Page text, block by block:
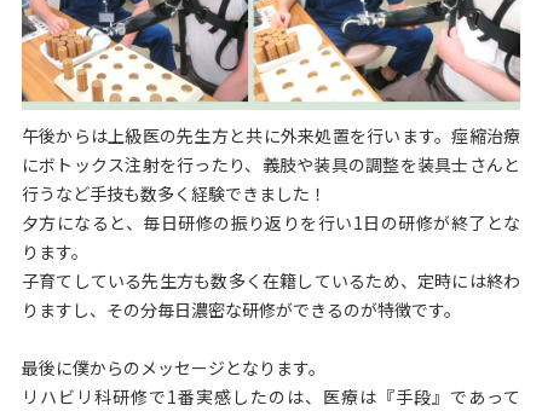
午後からは上級医の先生方と共に外来処置を行います。痙縮治療
にボトックス注射を行ったり、義肢や装具の調整を装具士さんと
行うなど手技も数多く経験できました！
夕方になると、毎日研修の振り返りを行い1日の研修が終了とな
ります。
子育てしている先生方も数多く在籍しているため、定時には終わ
りますし、その分毎日濃密な研修ができるのが特徴です。
最後に僕からのメッセージとなります。
リハビリ科研修で1番実感したのは、医療は『手段』であって